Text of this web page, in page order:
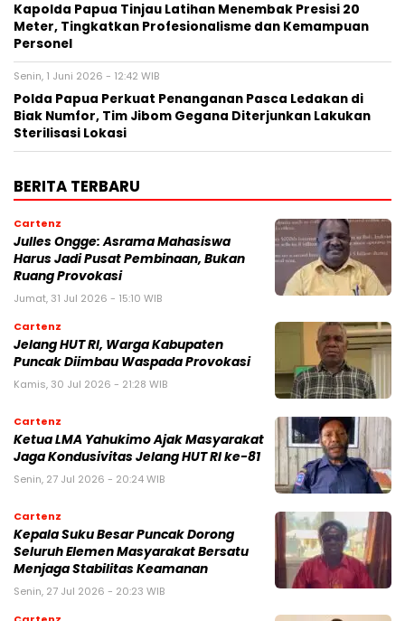
Kapolda Papua Tinjau Latihan Menembak Presisi 20
Meter, Tingkatkan Profesionalisme dan Kemampuan
Personel
Senin, 1 Juni 2026 - 12:42 WIB
Polda Papua Perkuat Penanganan Pasca Ledakan di
Biak Numfor, Tim Jibom Gegana Diterjunkan Lakukan
Sterilisasi Lokasi
BERITA TERBARU
Cartenz
Julles Ongge: Asrama Mahasiswa
Harus Jadi Pusat Pembinaan, Bukan
Ruang Provokasi
Jumat, 31 Jul 2026 - 15:10 WIB
Cartenz
Jelang HUT RI, Warga Kabupaten
Puncak Diimbau Waspada Provokasi
Kamis, 30 Jul 2026 - 21:28 WIB
Cartenz
Ketua LMA Yahukimo Ajak Masyarakat
Jaga Kondusivitas Jelang HUT RI ke-81
Senin, 27 Jul 2026 - 20:24 WIB
Cartenz
Kepala Suku Besar Puncak Dorong
Seluruh Elemen Masyarakat Bersatu
Menjaga Stabilitas Keamanan
Senin, 27 Jul 2026 - 20:23 WIB